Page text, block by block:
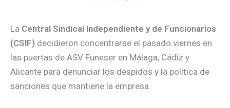
La Central Sindical Independiente y de Funcionarios
(CSIF) decidieron concentrarse el pasado viernes en
las puertas de ASV Funeser en Málaga, Cádiz y
Alicante para denunciar los despidos y la política de
sanciones que mantiene la empresa.